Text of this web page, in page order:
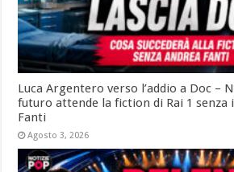
Luca Argentero verso l’addio a Doc –
futuro attende la fiction di Rai 1 senza
Fanti
Agosto 3, 2026